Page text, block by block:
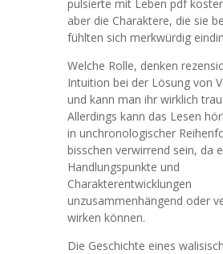
pulsierte mit Leben pdf
aber die Charaktere, die sie
fühlten sich merkwürdig
Welche Rolle, denken
Intuition bei der Lösung von
und kann man ihr wirklich
Allerdings kann das Lesen
in unchronologischer
bisschen verwirrend sein, da
Handlungspunkte und
Charakterentwicklungen
unzusammenhängend oder
wirken können.
Die Geschichte eines